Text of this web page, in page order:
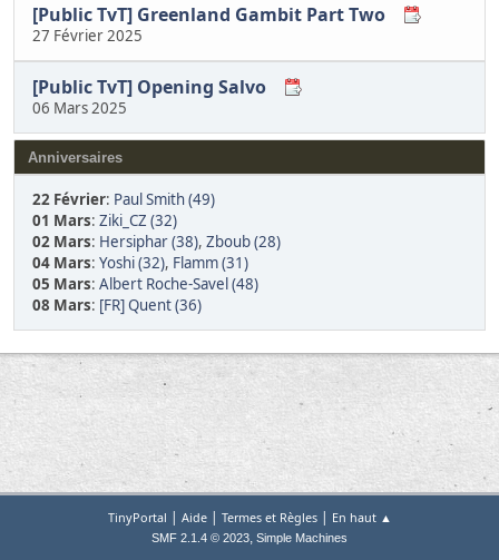
[Public TvT] Greenland Gambit Part Two
27 Février 2025
[Public TvT] Opening Salvo
06 Mars 2025
Anniversaires
22 Février: Paul Smith (49)
01 Mars: Ziki_CZ (32)
02 Mars: Hersiphar (38), Zboub (28)
04 Mars: Yoshi (32), Flamm (31)
05 Mars: Albert Roche-Savel (48)
08 Mars: [FR] Quent (36)
TinyPortal | Aide| Termes et Règles| En haut ▲
SMF 2.1.4 © 2023, Simple Machines